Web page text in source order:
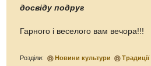
досвіду подруг
Гарного і веселого вам вечора!!!
Розділи: Новини культури Традиції